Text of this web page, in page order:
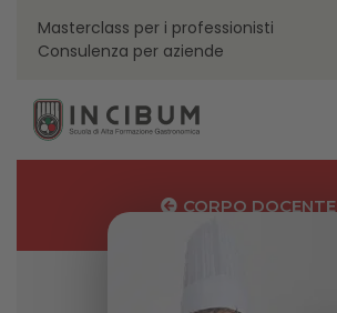
Masterclass per i professionisti
Consulenza per aziende
CORPO DOCENTE